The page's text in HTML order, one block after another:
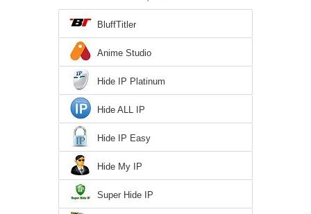
BluffTitler
Anime Studio
Hide IP Platinum
Hide ALL IP
Hide IP Easy
Hide My IP
Super Hide IP